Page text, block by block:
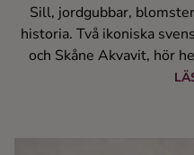
Sill, jordgubbar,
historia. Två ikoniska
och Skåne Akvavit, hör
Båda är djupt rotade